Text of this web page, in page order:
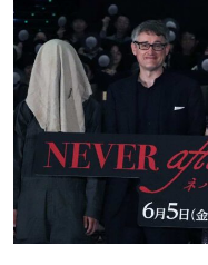
震
撼
さ
せ
た
才
が
世
へ
ダ
か
ら
一
時
国
主
演
画
『SAKAMOTO